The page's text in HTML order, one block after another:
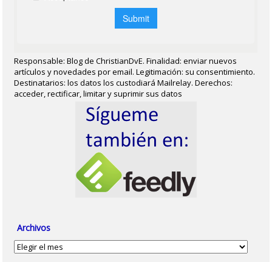
Responsable: Blog de ChristianDvE. Finalidad: enviar nuevos
artículos y novedades por email. Legitimación: su consentimiento.
Destinatarios: los datos los custodiará Mailrelay. Derechos:
acceder, rectificar, limitar y suprimir sus datos
Archivos
Archivos